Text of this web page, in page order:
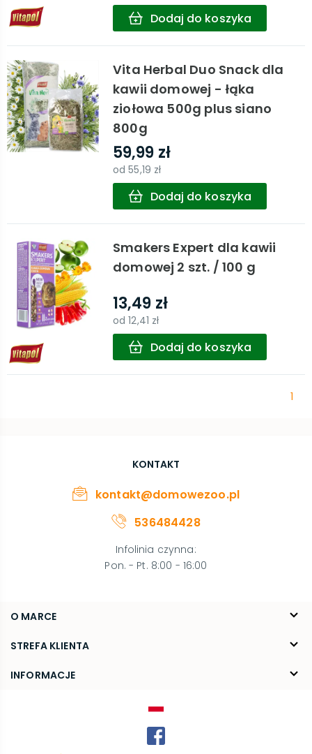
Dodaj do koszyka
Vita Herbal Duo Snack dla
kawii domowej - łąka
ziołowa 500g plus siano
800g
59,99 zł
od55,19 zł
Dodaj do koszyka
Smakers Expert dla kawii
domowej 2 szt. / 100 g
13,49 zł
od12,41 zł
Dodaj do koszyka
1
O MARCE
O nas
Blog
STREFA KLIENTA
FAQ
INFORMACJE
KONTAKT
kontakt@domowezoo.pl
536484428
Infolinia czynna:
Pon. - Pt. 8:00 - 16:00